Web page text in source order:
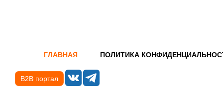
ГЛАВНАЯ ПОЛИТИКА
B2B портал